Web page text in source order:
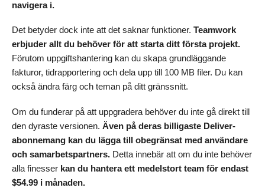
navigera i.
Det betyder dock inte att det saknar funktioner. Teamwork
erbjuder allt du behöver för att starta ditt första projekt.
Förutom uppgiftshantering kan du skapa grundläggande
fakturor, tidrapportering och dela upp till 100 MB filer. Du kan
också ändra färg och teman på ditt gränssnitt.
Om du funderar på att uppgradera behöver du inte gå direkt till
den dyraste versionen. Även på deras billigaste Deliver-
abonnemang kan du lägga till obegränsat med användare
och samarbetspartners. Detta innebär att om du inte behöver
alla finesser kan du hantera ett medelstort team för endast
$54.99 i månaden.